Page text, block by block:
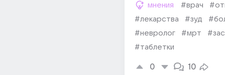
мнения #врач
#лекарства
#зуд
#невролог
#мрт
#таблетки
0 10